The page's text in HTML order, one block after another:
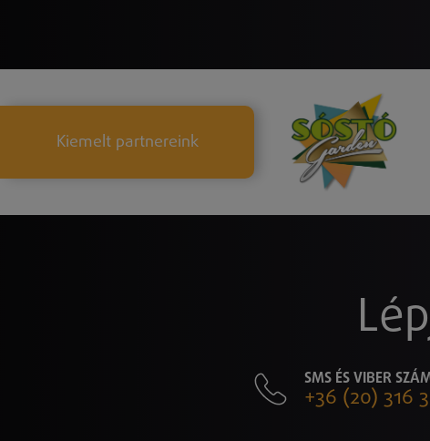
Kiemelt partnereink
SMS ÉS VIBER
+36 (20) 316